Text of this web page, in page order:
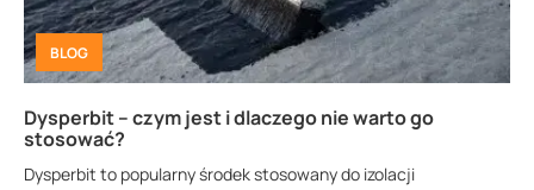
BLOG
Dysperbit – czym jest i dlaczego nie warto go
stosować?
Dysperbit to popularny środek stosowany do izolacji